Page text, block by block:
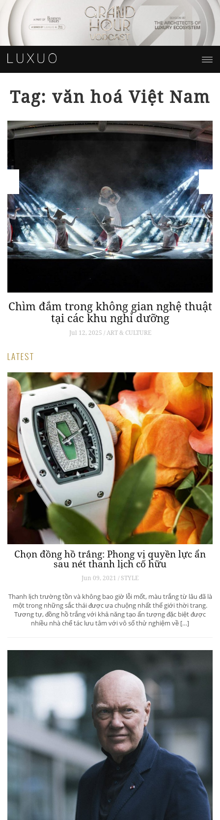
Tag: văn hoá Việt Nam
Chìm đắm trong không gian nghệ thuật
tại các khu nghỉ dưỡng
Jul 12, 2025 / ART & CULTURE
LATEST
Chọn đồng hồ trắng: Phong vị quyền lực ẩn
sau nét thanh lịch cố hữu
Jun 09, 2021 / STYLE
Thanh lịch trường tồn và không bao giờ lỗi mốt, màu trắng từ lâu đã là
một trong những sắc thái được ưa chuộng nhất thế giới thời trang.
Tương tự, đồng hồ trắng với khả năng tạo ấn tượng đặc biệt được
nhiều nhà chế tác lưu tâm với vô số thử nghiệm về […]